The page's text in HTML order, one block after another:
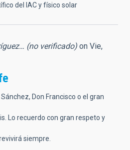
del IAC y físico solar
(no verificado) on Vie,
Don Francisco o el gran
Lo recuerdo con gran respeto y
siempre.